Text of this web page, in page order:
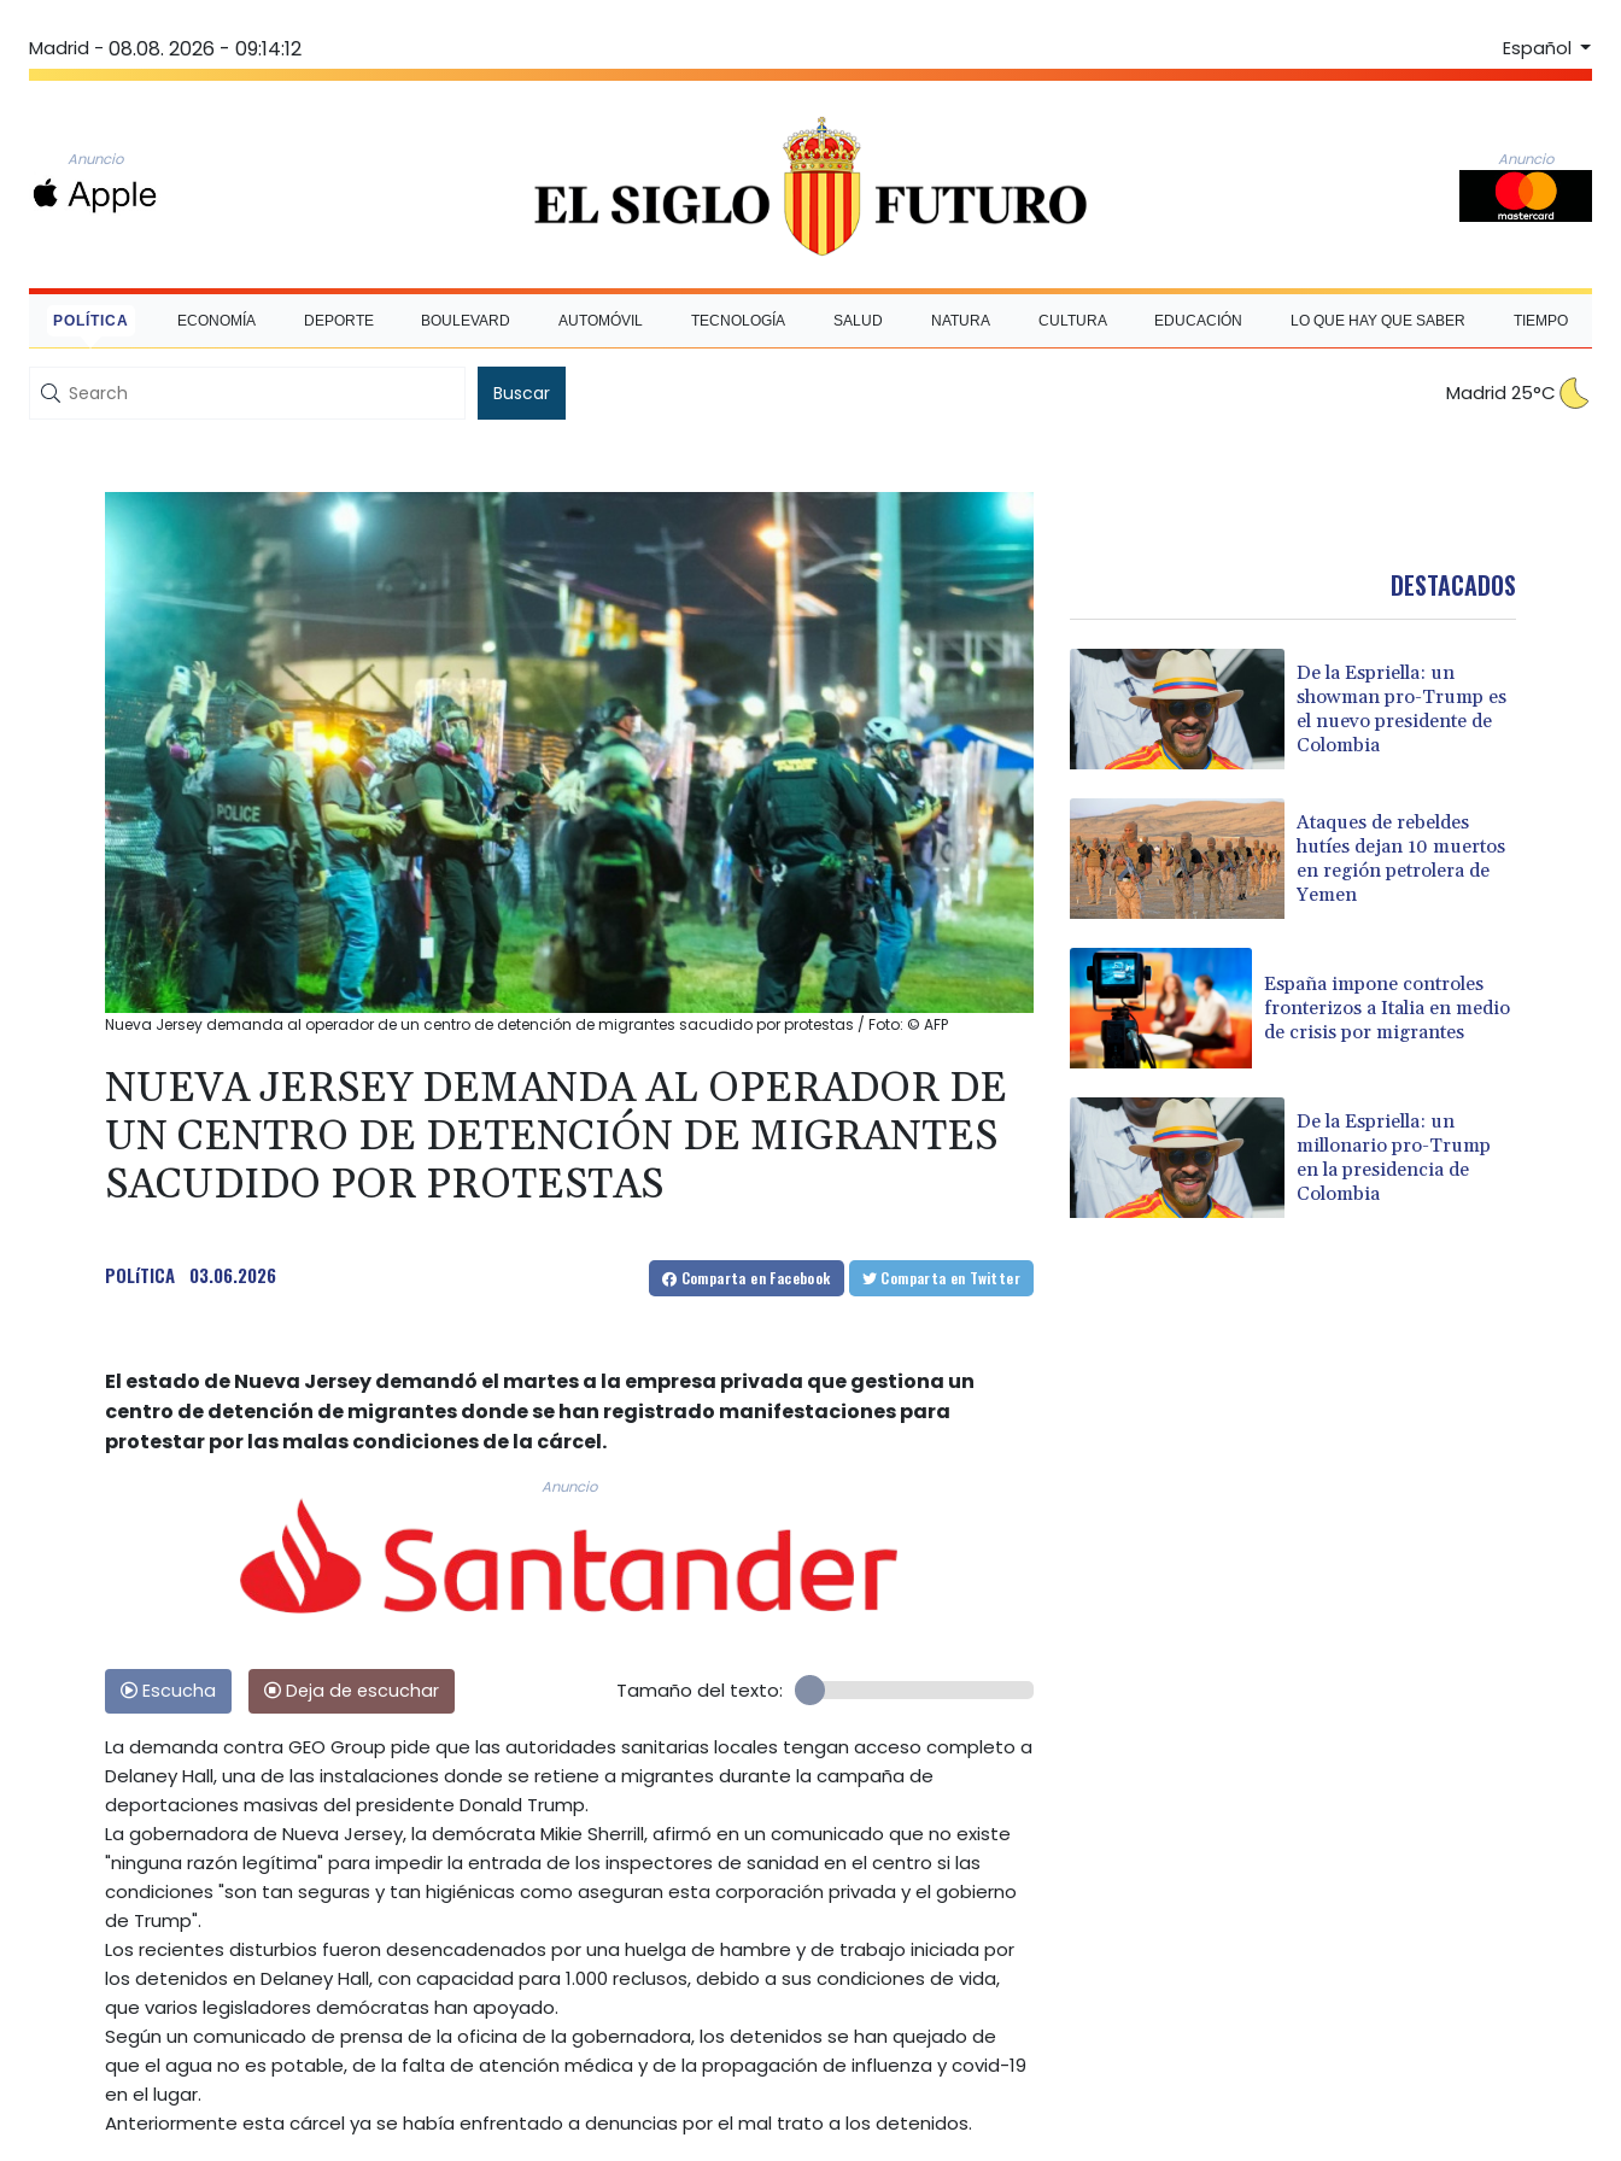
Madrid - 08.08. 2026 - 09:14:13 Español
Anuncio Anuncio
POLÍTICA ECONOMÍA DEPORTE BOULEVARD AUTOMÓVIL TECNOLOGÍA SALUD NATURA CULTURA EDUCACIÓN LO QUE HAY QUE SABER TIEMPO
Buscar Madrid 25°C
Nueva Jersey demanda al operador de un centro de detención de migrantes sacudido por protestas / Foto: © AFP
NUEVA JERSEY DEMANDA AL OPERADOR DE
UN CENTRO DE DETENCIÓN DE MIGRANTES
SACUDIDO POR PROTESTAS
POLíTICA 03.06.2026 Comparta en Facebook Comparta en Twitter
El estado de Nueva Jersey demandó el martes a la empresa privada que gestiona un
centro de detención de migrantes donde se han registrado manifestaciones para
protestar por las malas condiciones de la cárcel.
Anuncio
Escucha Deja de escuchar Tamaño del texto:
La demanda contra GEO Group pide que las autoridades sanitarias locales tengan acceso completo a
Delaney Hall, una de las instalaciones donde se retiene a migrantes durante la campaña de
deportaciones masivas del presidente Donald Trump.
La gobernadora de Nueva Jersey, la demócrata Mikie Sherrill, afirmó en un comunicado que no existe
"ninguna razón legítima" para impedir la entrada de los inspectores de sanidad en el centro si las
condiciones "son tan seguras y tan higiénicas como aseguran esta corporación privada y el gobierno
de Trump".
Los recientes disturbios fueron desencadenados por una huelga de hambre y de trabajo iniciada por
los detenidos en Delaney Hall, con capacidad para 1.000 reclusos, debido a sus condiciones de vida,
que varios legisladores demócratas han apoyado.
Según un comunicado de prensa de la oficina de la gobernadora, los detenidos se han quejado de
que el agua no es potable, de la falta de atención médica y de la propagación de influenza y covid-19
en el lugar.
Anteriormente esta cárcel ya se había enfrentado a denuncias por el mal trato a los detenidos.
DESTACADOS
De la Espriella: un
showman pro-Trump es
el nuevo presidente de
Colombia
Ataques de rebeldes
hutíes dejan 10 muertos
en región petrolera de
Yemen
España impone controles
fronterizos a Italia en medio
de crisis por migrantes
De la Espriella: un
millonario pro-Trump
en la presidencia de
Colombia